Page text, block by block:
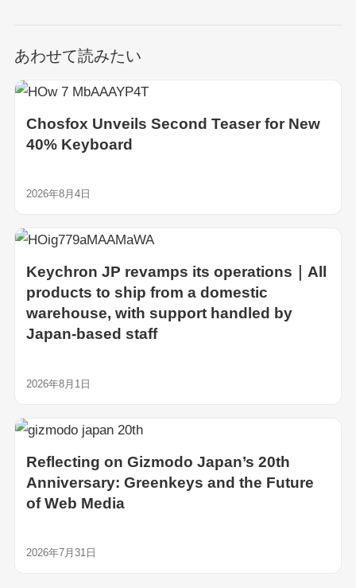
あわせて読みたい
Chosfox Unveils Second Teaser for New
40% Keyboard
2026年8月4日
Keychron JP revamps its operations｜All
products to ship from a domestic
warehouse, with support handled by
Japan-based staff
2026年8月1日
Reflecting on Gizmodo Japan’s 20th
Anniversary: Greenkeys and the Future
of Web Media
2026年7月31日